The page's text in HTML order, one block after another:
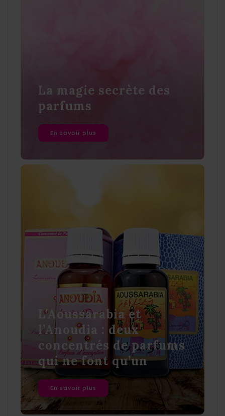
La magie secrète des
parfums
En savoir plus
L’Aoussarabia et
l’Anoudia : deux
concentrés de parfums
qui ne font qu’un
En savoir plus